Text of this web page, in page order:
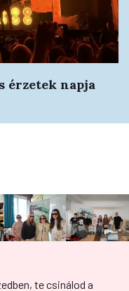
érzetek napja
te csinálod a